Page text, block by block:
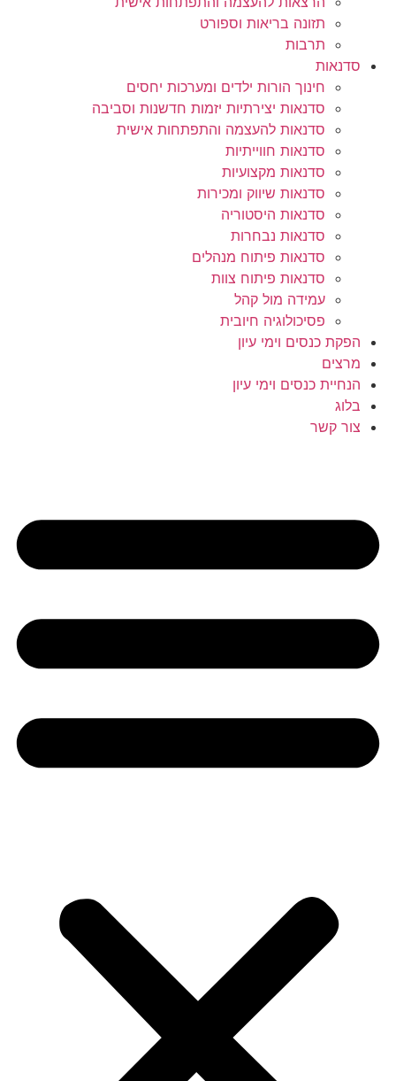
תזונה בריאות וספורט
תרבות
סדנאות
חינוך הורות ילדים ומערכות יחסים
סדנאות יצירתיות יזמות חדשנות וסביבה
סדנאות להעצמה והתפתחות אישית
סדנאות חווייתיות
סדנאות מקצועיות
סדנאות שיווק ומכירות
סדנאות היסטוריה
סדנאות נבחרות
סדנאות פיתוח מנהלים
סדנאות פיתוח צוות
עמידה מול קהל
פסיכולוגיה חיובית
הפקת כנסים וימי עיון
מרצים
הנחיית כנסים וימי עיון
בלוג
צור קשר